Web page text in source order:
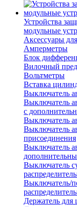
Устройства
модульные
Аксессуары
Амперметры
Блок
Вилочный
Вольтметры
Вставка
Выключатель
Выключатель
с
Выключатель
Выключатель
присоединения
Выключатель
Выключатель
Выключатель/
Держатель для